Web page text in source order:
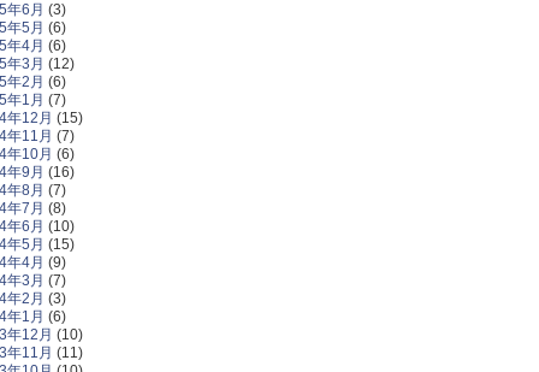
年6月 (3)
年5月 (6)
年4月 (6)
年3月 (12)
年2月 (6)
年1月 (7)
年12月 (15)
年11月 (7)
年10月 (6)
年9月 (16)
年8月 (7)
年7月 (8)
年6月 (10)
年5月 (15)
年4月 (9)
年3月 (7)
年2月 (3)
年1月 (6)
年12月 (10)
年11月 (11)